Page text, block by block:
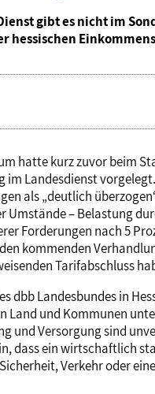
gibt es nicht im
hessischen
hatte kurz zuvor beim
im Landesdienst
als „deutlich
Umstände – Belastung
Forderungen nach 5
kommenden
Tarifabschluss
dbb Landesbundes in
Land und Kommunen
und Versorgung sind
dass ein wirtschaftlich
Verkehr oder